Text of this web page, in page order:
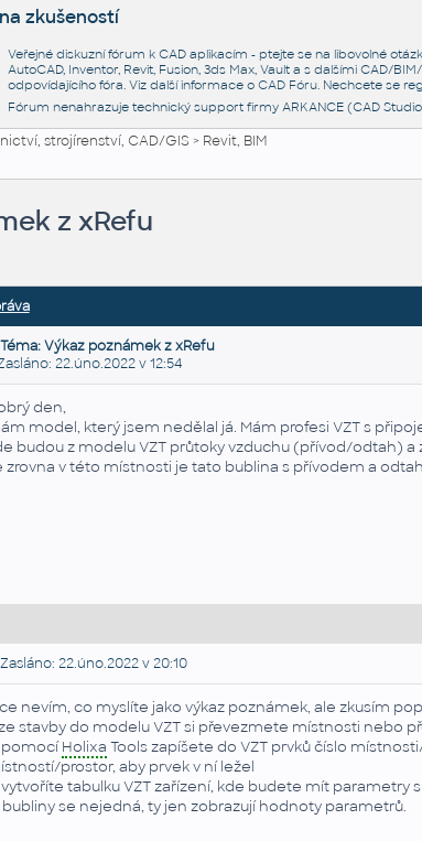
zkušeností
Veřejné diskuzní fórum k CAD aplikacím - ptejte se na libovolné
AutoCAD, Inventor, Revit, Fusion, 3ds Max, Vault a s dalšími CAD/
odpovídajícího fóra. Viz další informace o CAD Fóru. Nechcete se
Fórum nenahrazuje technický support firmy ARKANCE (CAD
strojírenství, CAD/GIS> Revit, BIM
z xRefu
Téma: Výkaz poznámek z xRefu
22.úno.2022 v 12:54
den,
model, který jsem nedělal já. Mám profesi VZT s
budou z modelu VZT průtoky vzduchu (přívod/odtah) a
zrovna v této místnosti je tato bublina s přívodem a
22.úno.2022 v 20:10
nevím, co myslíte jako výkaz poznámek, ale zkusím
ze stavby do modelu VZT si převezmete místnosti nebo
pomocíHolixa Tools zapíšete do VZT prvků číslo
prostor, aby prvek v ní ležel
vytvoříte tabulku VZT zařízení, kde budete mít
bubliny se nejedná, ty jen zobrazují hodnoty parametrů.